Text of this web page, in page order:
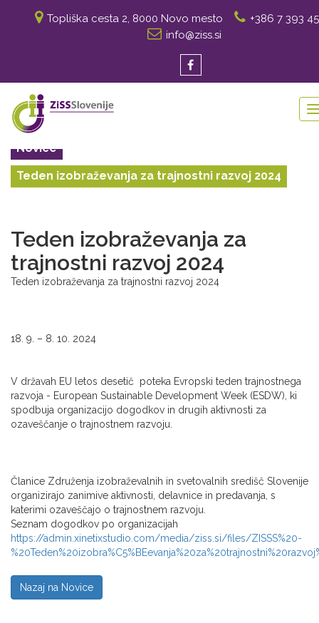
Topliška cesta 2, 8000 Novo mesto
+386 7 393
info@ziss.si
Novice
Teden izobraževanja za trajnostni razvoj 2024
Teden izobraževanja za
trajnostni razvoj 2024
Teden izobraževanja za trajnostni razvoj 2024
18. 9. – 8. 10. 2024
V državah EU letos desetič poteka Evropski teden trajnostnega
razvoja - European Sustainable Development Week (ESDW), ki
spodbuja organizacijo dogodkov in drugih aktivnosti za
ozaveščanje o trajnostnem razvoju.
Članice Združenja izobraževalnih in svetovalnih središč Slovenije
organizirajo zanimive aktivnosti, delavnice in predavanja, s
katerimi ozaveščajo o trajnostnem razvoju.
Seznam dogodkov po organizacijah
https://admin.xinetixstudio.com/media/ziss.si/files/ZISSS%20-
Nazaj na Novice